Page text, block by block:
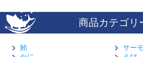
商品カテゴリ
鮪
サー